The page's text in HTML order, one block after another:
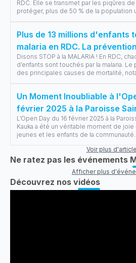
RDC. Elle se transmet par les piqûres
protéger, plus de 50 % de la population
Plus de 13 millions d'enfants
malaria en RDC. La
Disons STOP à la MALARIA ! En RDC, chaque année des millions
d’enfants sont touchés par la malaria.
des principales causes de mortalité,
Un Moment Inoubliable à
février 2025 à la Paroisse
de Kauka
L’Open Day du 16 février 2025 à la
Kauka a été un véritable moment de
jeunes et les enfants de la
Voir plus
Ne ratez pas les événements
Afficher plus
Découvrez nos vidéos